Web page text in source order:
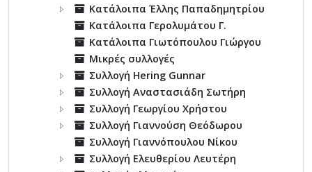
Κατάλοιπα Έλλης Παπαδημητρίου
Κατάλοιπα Γερολυμάτου Γ.
Κατάλοιπα Γιωτόπουλου Γιώργου
Μικρές συλλογές
Συλλογή Hering Gunnar
Συλλογή Αναστασιάδη Σωτήρη
Συλλογή Γεωργίου Χρήστου
Συλλογή Γιαννούση Θεόδωρου
Συλλογή Γιαννόπουλου Νίκου
Συλλογή Ελευθερίου Λευτέρη